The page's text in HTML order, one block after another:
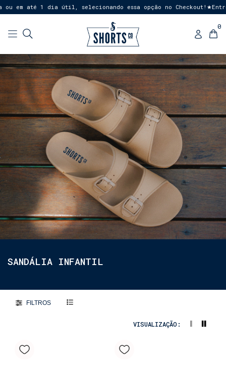
em até 1 dia útil, selecionando essa opção no Checkout!★
0
SANDÁLIA INFANTIL
FILTROS
VISUALIZAÇÃO: